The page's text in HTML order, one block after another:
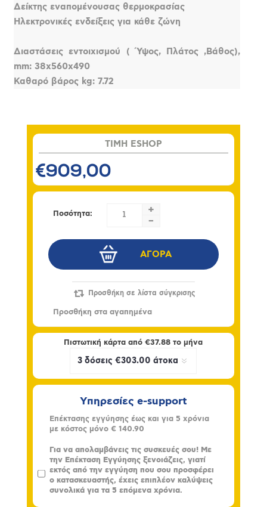
Δείκτης εναπομένουσας θερμοκρασίας
Ηλεκτρονικές ενδείξεις για κάθε ζώνη
Διαστάσεις εντοιχισμού ( Ύψος, Πλάτος ,Βάθος),
mm: 38x560x490
Καθαρό βάρος kg: 7.72
TIMH ESHOP
€909,00
Ποσότητα:
+
-
Πιστωτική κάρτα από€37.88 το μήνα
Υπηρεσίες e-support
Επέκτασης εγγύησης έως και για 5 χρόνια
με κόστος μόνο € 140.90
Για να απολαμβάνεις τις συσκευές σου! Με
την Επέκταση Εγγύησης ξενοιάζεις, γιατί
εκτός από την εγγύηση που σου προσφέρει
ο κατασκευαστής, έχεις επιπλέον καλύψεις
συνολικά για τα 5 επόμενα χρόνια.